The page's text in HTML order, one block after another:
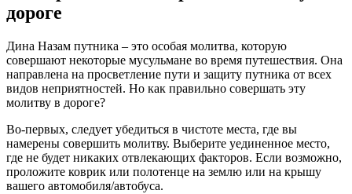
дороге
Дина Назам путника – это особая молитва, которую
совершают некоторые мусульмане во время путешествия. Она
направлена на просветление пути и защиту путника от всех
видов неприятностей. Но как правильно совершать эту
молитву в дороге?
Во-первых, следует убедиться в чистоте места, где вы
намерены совершить молитву. Выберите уединенное место,
где не будет никаких отвлекающих факторов. Если возможно,
проложите коврик или полотенце на землю или на крышу
вашего автомобиля/автобуса.